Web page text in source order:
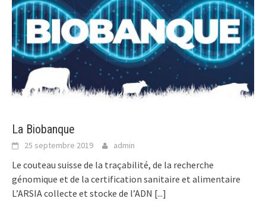
La Biobanque
25 septembre 2019 admin
Le couteau suisse de la traçabilité, de la recherche
génomique et de la certification sanitaire et alimentaire
L’ARSIA collecte et stocke de l’ADN [...]